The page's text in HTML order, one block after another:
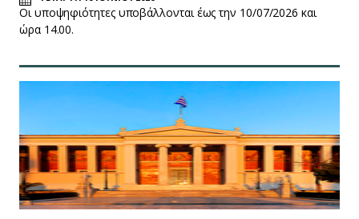
Οι υποψηφιότητες υποβάλλονται έως την 10/07/2026 και
ώρα 14.00.